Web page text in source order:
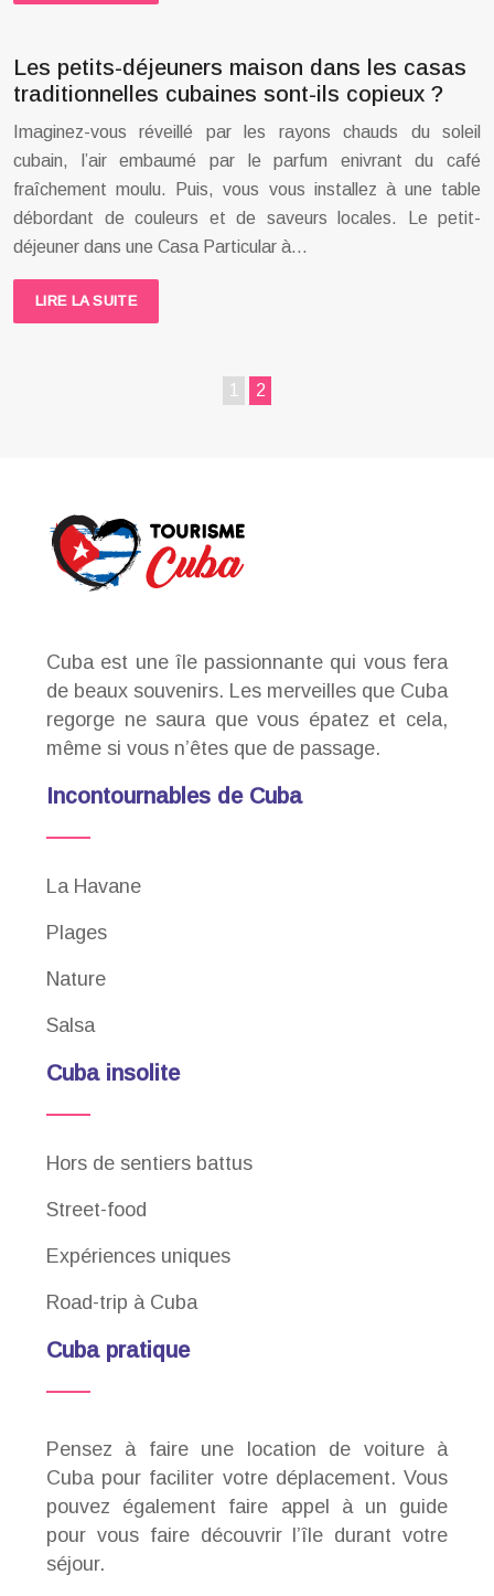
Les petits-déjeuners maison dans les casas
traditionnelles cubaines sont-ils copieux ?
Imaginez-vous réveillé par les rayons chauds du soleil
cubain, l’air embaumé par le parfum enivrant du café
fraîchement moulu. Puis, vous vous installez à une table
débordant de couleurs et de saveurs locales. Le petit-
déjeuner dans une Casa Particular à…
LIRE LA SUITE
1 2
Cuba est une île passionnante qui vous fera
de beaux souvenirs. Les merveilles que Cuba
regorge ne saura que vous épatez et cela,
même si vous n’êtes que de passage.
Incontournables de Cuba
La Havane
Plages
Nature
Salsa
Cuba insolite
Hors de sentiers battus
Street-food
Expériences uniques
Road-trip à Cuba
Cuba pratique
Pensez à faire une location de voiture à
Cuba pour faciliter votre déplacement. Vous
pouvez également faire appel à un guide
pour vous faire découvrir l’île durant votre
séjour.